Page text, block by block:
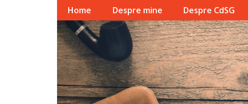
Home Despre mine Despre CdSG